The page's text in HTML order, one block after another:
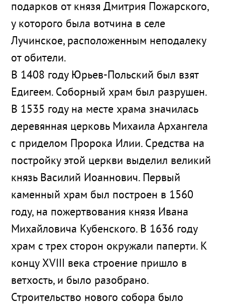
подарков от князя Дмитрия Пожарского,
у которого была вотчина в селе
Лучинское, расположенным неподалеку
от обители.
В 1408 году Юрьев-Польский был взят
Едигеем. Соборный храм был разрушен.
В 1535 году на месте храма значилась
деревянная церковь Михаила Архангела
с приделом Пророка Илии. Средства на
постройку этой церкви выделил великий
князь Василий Иоаннович. Первый
каменный храм был построен в 1560
году, на пожертвования князя Ивана
Михайловича Кубенского. В 1636 году
храм с трех сторон окружали паперти. К
концу XVIII века строение пришло в
ветхость, и было разобрано.
Строительство нового собора было